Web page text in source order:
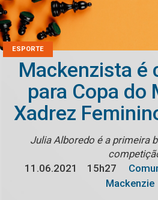
ESPORTE
Mackenzista é
para Copa do
Xadrez
Julia Alboredo é a primeira
11.06.2021
15h27
Mackenzie